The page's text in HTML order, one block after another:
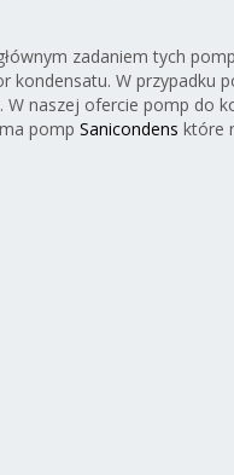
zadaniem tych
W przypadku
naszej ofercie pomp do
pomp Sanicondens które